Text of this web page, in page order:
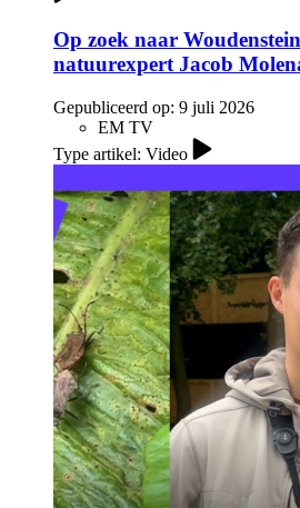
Op zoek naar
natuurexpert Jacob
Gepubliceerd op: 9 juli 2026
EM TV
Type artikel: Video